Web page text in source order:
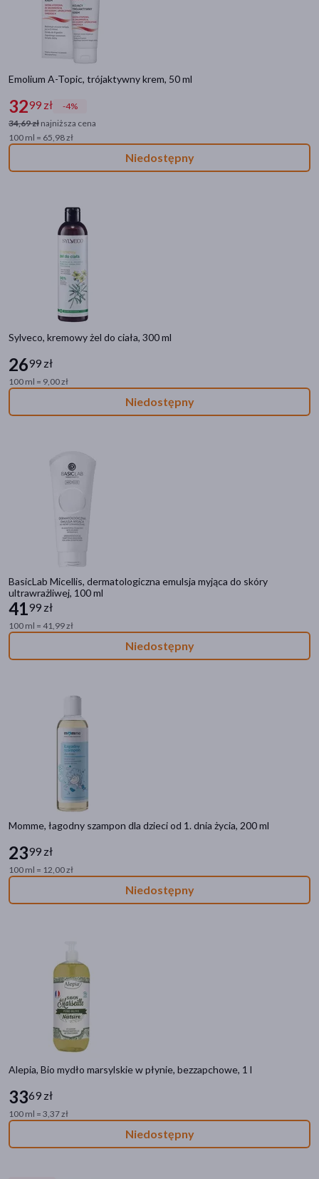
Emolium A-Topic, trójaktywny krem, 50 ml
3299 zł
-4%
34,69 zł najniższa cena
100 ml = 65,98 zł
Niedostępny
Sylveco, kremowy żel do ciała, 300 ml
2699 zł
100 ml = 9,00 zł
Niedostępny
BasicLab Micellis, dermatologiczna emulsja myjąca do skóry
ultrawrażliwej, 100 ml
4199 zł
100 ml = 41,99 zł
Niedostępny
Momme, łagodny szampon dla dzieci od 1. dnia życia, 200 ml
2399 zł
100 ml = 12,00 zł
Niedostępny
Alepia, Bio mydło marsylskie w płynie, bezzapchowe, 1 l
3369 zł
100 ml = 3,37 zł
Niedostępny
regenerujące
oczyszczające
myjące
pokaż więcej
Filtry przeciwsłoneczne
SPF 50+(9)
Linia produktowa
La Roche-Posay Lipikar
Bioderma Atoderm
Avene Eau Thermale Xeracalm A.D
SVR Topialyse(9)
Novaclear Atopis
pokaż więcej